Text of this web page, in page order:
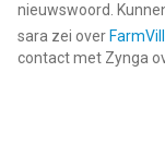
nieuwswoord.
sara zei over
contact met Zynga